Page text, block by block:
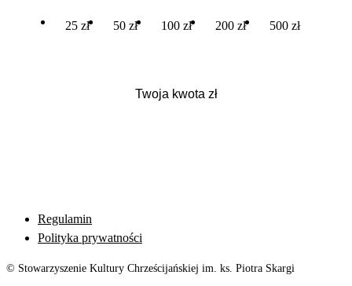
25 zł 50 zł 100 zł 200 zł 500 zł
Regulamin
Polityka prywatności
© Stowarzyszenie Kultury Chrześcijańskiej im. ks. Piotra Skargi